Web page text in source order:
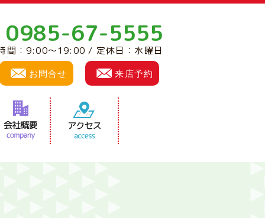
0985-67-5555
間：9:00～19:00 / 定休日：水曜日
お問合せ 来店予約